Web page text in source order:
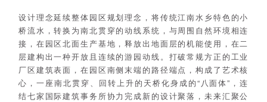
设计理念延续整体园区规划理念，将传统江南水乡特色的小
桥流水，转换为南北贯穿的动线系统，与周围自然环境相连
接，在园区北面生产基地，释放出地面层的机能使用，在二
层建构出一种开放且连续的游园动线。打破常规方正的工业
厂区建筑表面，在园区南侧末端的路径端点，构成了艺术核
心，一座南北贯穿、回转上升的天桥化身成的“八面体”，连
结七家国际建筑事务所协力完成新的设计聚落，未来汇聚公